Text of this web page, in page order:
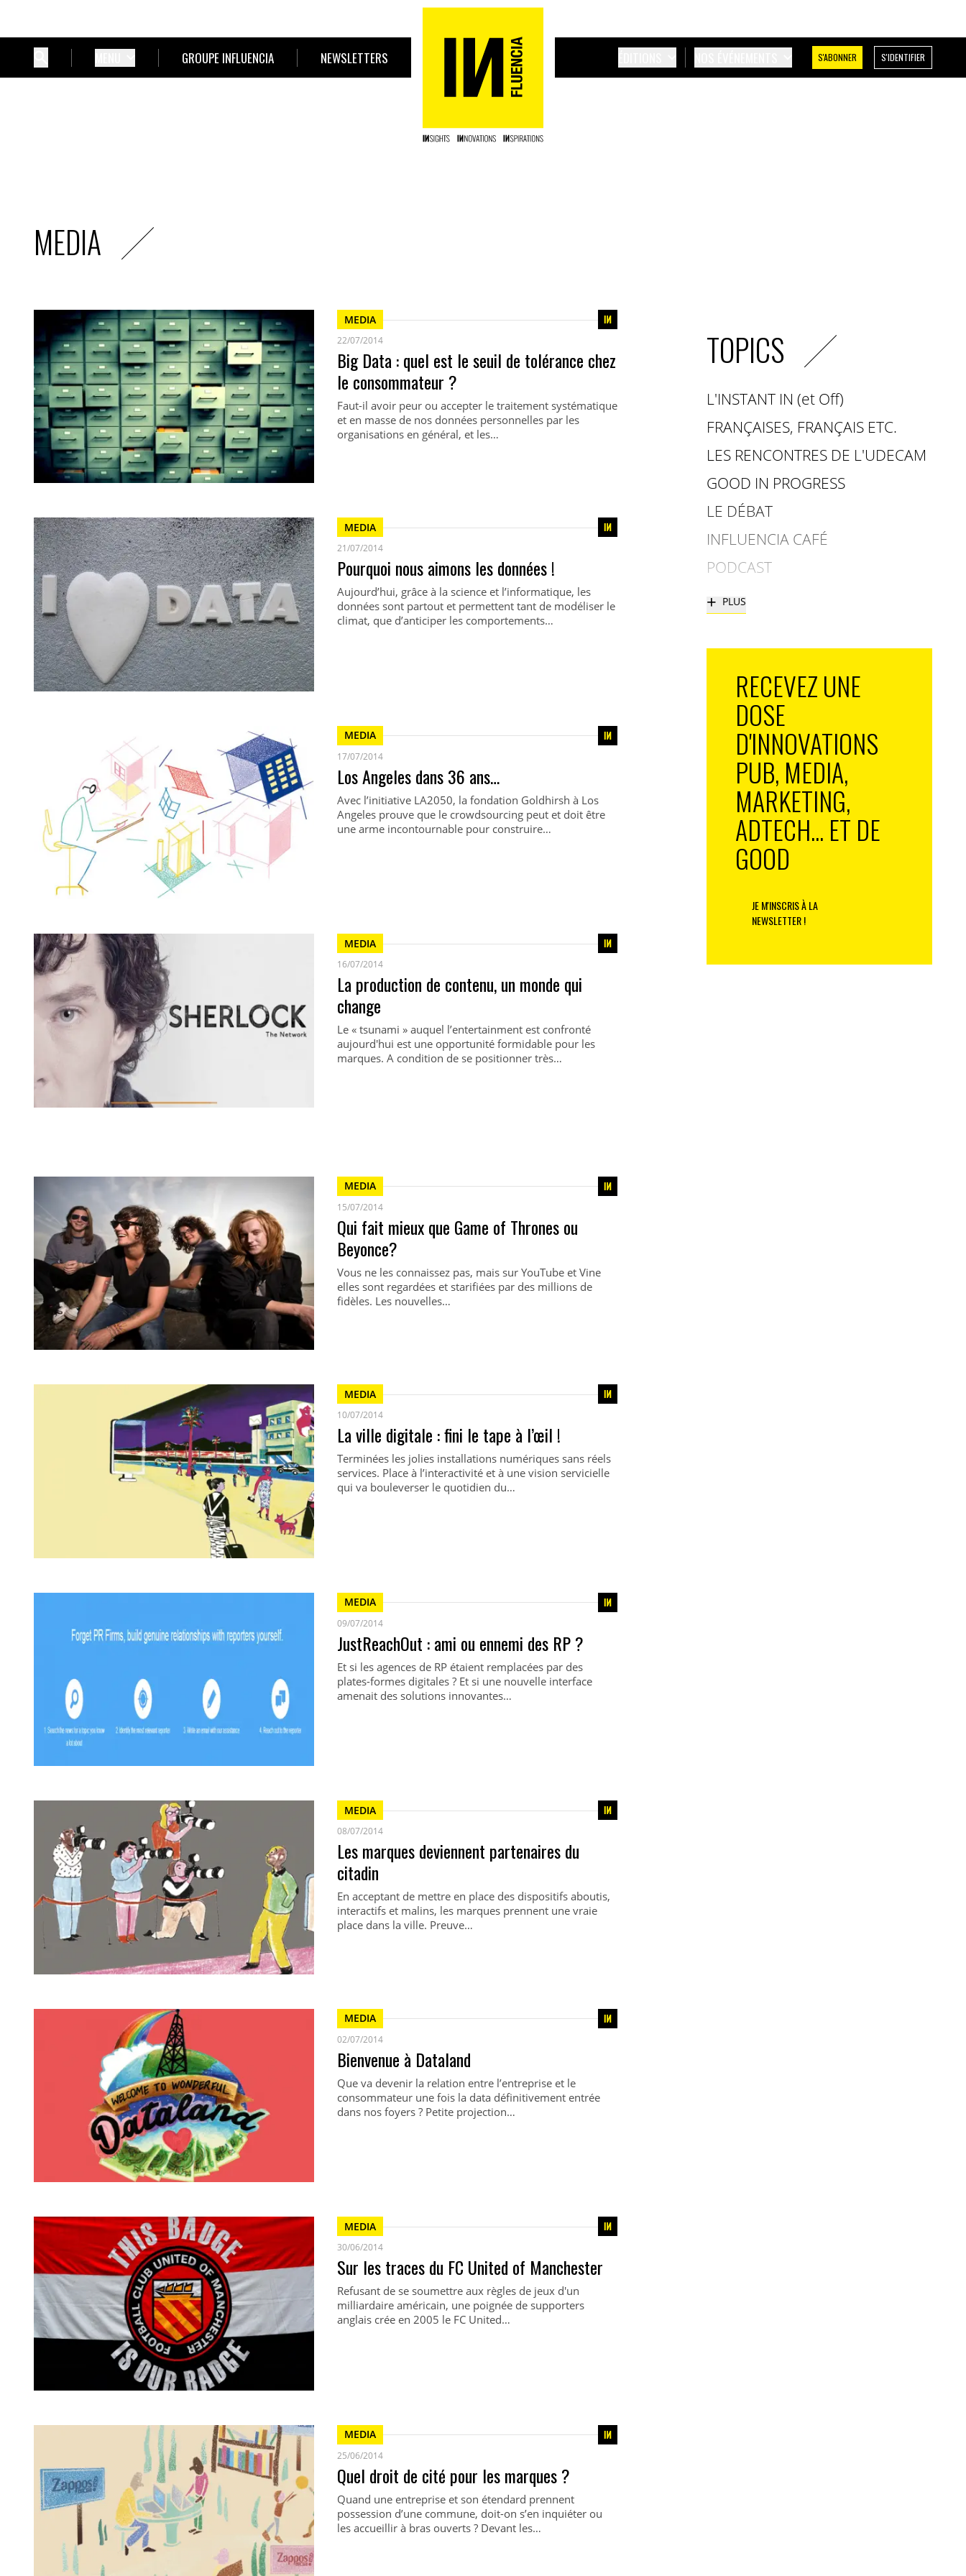
GROUPE INFLUENCIA NEWSLETTERS S'ABONNER S'IDENTIFIER
MEDIA
MEDIA
22/07/2014
Big Data : quel est le seuil de tolérance chez
le consommateur ?
Faut-il avoir peur ou accepter le traitement systématique
et en masse de nos données personnelles par les
organisations en général, et les…
MEDIA
21/07/2014
Pourquoi nous aimons les données !
Aujourd’hui, grâce à la science et l’informatique, les
données sont partout et permettent tant de modéliser le
climat, que d’anticiper les comportements…
MEDIA
17/07/2014
Los Angeles dans 36 ans…
Avec l’initiative LA2050, la fondation Goldhirsh à Los
Angeles prouve que le crowdsourcing peut et doit être
une arme incontournable pour construire…
MEDIA
16/07/2014
La production de contenu, un monde qui
change
Le « tsunami » auquel l’entertainment est confronté
aujourd'hui est une opportunité formidable pour les
marques. A condition de se positionner très…
MEDIA
15/07/2014
Qui fait mieux que Game of Thrones ou
Beyonce?
Vous ne les connaissez pas, mais sur YouTube et Vine
elles sont regardées et starifiées par des millions de
fidèles. Les nouvelles…
MEDIA
10/07/2014
La ville digitale : fini le tape à l’œil !
Terminées les jolies installations numériques sans réels
services. Place à l’interactivité et à une vision servicielle
qui va bouleverser le quotidien du…
MEDIA
09/07/2014
JustReachOut : ami ou ennemi des RP ?
Et si les agences de RP étaient remplacées par des
plates-formes digitales ? Et si une nouvelle interface
amenait des solutions innovantes…
MEDIA
08/07/2014
Les marques deviennent partenaires du
citadin
En acceptant de mettre en place des dispositifs aboutis,
interactifs et malins, les marques prennent une vraie
place dans la ville. Preuve…
MEDIA
02/07/2014
Bienvenue à Dataland
Que va devenir la relation entre l’entreprise et le
consommateur une fois la data définitivement entrée
dans nos foyers ? Petite projection…
MEDIA
30/06/2014
Sur les traces du FC United of Manchester
Refusant de se soumettre aux règles de jeux d'un
milliardaire américain, une poignée de supporters
anglais crée en 2005 le FC United…
MEDIA
25/06/2014
Quel droit de cité pour les marques ?
Quand une entreprise et son étendard prennent
possession d’une commune, doit-on s’en inquiéter ou
les accueillir à bras ouverts ? Devant les…
TOPICS
L'INSTANT IN (et Off)
FRANÇAISES, FRANÇAIS ETC.
LES RENCONTRES DE L'UDECAM
GOOD IN PROGRESS
LE DÉBAT
INFLUENCIA CAFÉ
PODCAST
+ PLUS
RECEVEZ UNE
DOSE
D'INNOVATIONS
PUB, MEDIA,
MARKETING,
ADTECH... ET DE
GOOD
JE M'INSCRIS À LA
NEWSLETTER !